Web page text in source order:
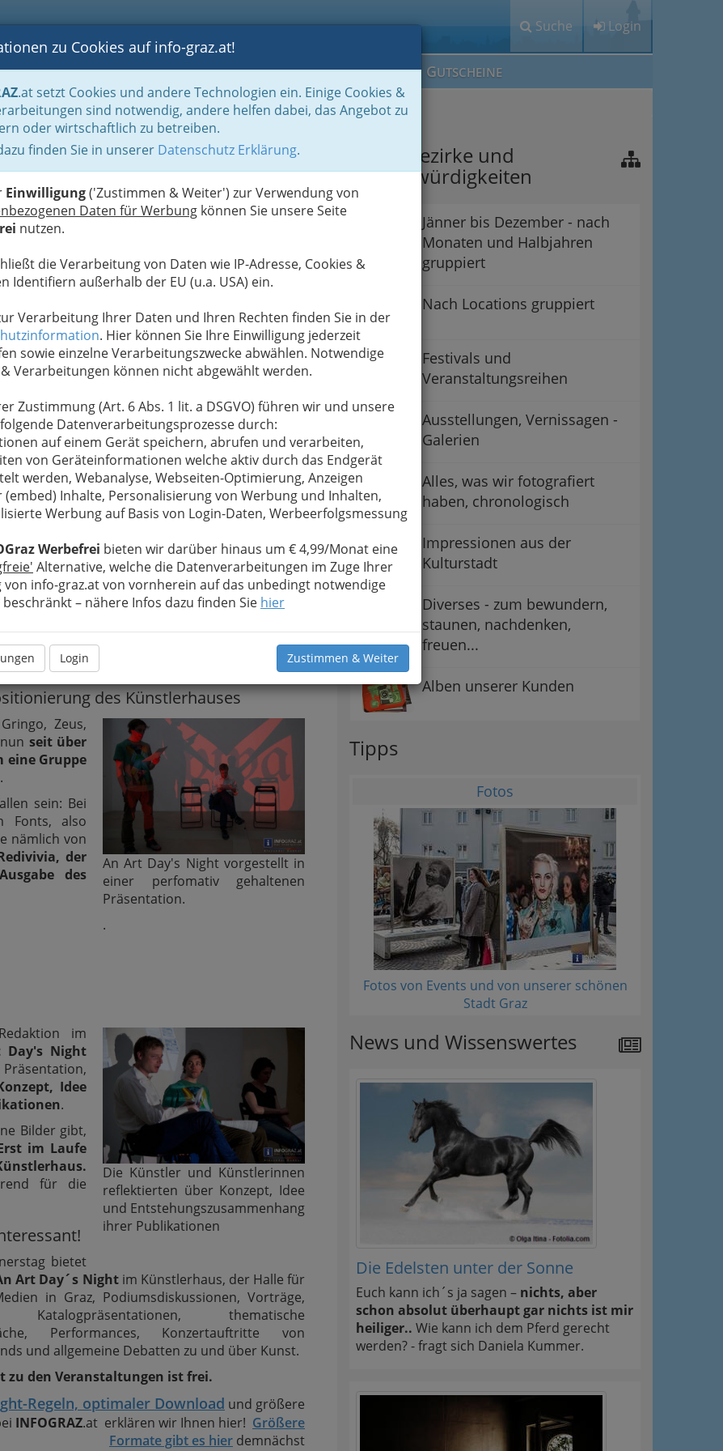
Suche Login
BLOGS FOTOS GASTRONOMIE BRANCHEN MEIN IG GUTSCHEINE
zu Cookies auf info-graz.at!
.at setzt Cookies und andere Technologien ein. Einige Cookies &
sind notwendig, andere helfen dabei, das Angebot zu
oder wirtschaftlich zu betreiben.
finden Sie in unserer Datenschutz Erklärung.
Einwilligung('Zustimmen & Weiter') zur Verwendung von
Daten für Werbung können Sie unsere Seite
nutzen.
die Verarbeitung von Daten wie IP-Adresse, Cookies &
Identifiern außerhalb der EU (u.a. USA) ein.
Verarbeitung Ihrer Daten und Ihren Rechten finden Sie in der
. Hier können Sie Ihre Einwilligung jederzeit
sowie einzelne Verarbeitungszwecke abwählen. Notwendige
Verarbeitungen können nicht abgewählt werden.
Zustimmung (Art. 6 Abs. 1 lit. a DSGVO) führen wir und unsere
Datenverarbeitungsprozesse durch:
auf einem Gerät speichern, abrufen und verarbeiten,
von Geräteinformationen welche aktiv durch das Endgerät
werden, Webanalyse, Webseiten-Optimierung, Anzeigen
(embed) Inhalte, Personalisierung von Werbung und Inhalten,
Werbung auf Basis von Login-Daten, Werbeerfolgsmessung
Werbefrei bieten wir darüber hinaus um € 4,99/Monat eine
Alternative, welche die Datenverarbeitungen im Zuge Ihrer
von info-graz.at von vornherein auf das unbedingt notwendige
– nähere Infos dazu finden Sie hier
Login Zustimmen & Weiter
Selbstpositionierung - 001
Next
Stil und Dekadenz im Zeichen
des Künstlerhauses
An Art Day's Night vorgestellt in
einer perfomativ gehaltenen
Präsentation.
.
Zeus,
seit über
eine Gruppe
.
sein: Bei
Fonts, also
nämlich von
der
des
Die Künstler und Künstlerinnen
reflektierten über Konzept, Idee
und Entstehungszusammenhang
ihrer Publikationen
im
Day's Night
Idee
.
Bilder gibt,
im Laufe
für die
bietet
Art Day´s Nightim Künstlerhaus, der Halle für
in Graz, Podiumsdiskussionen, Vorträge,
Katalogpräsentationen, thematische
Performances, Konzertauftritte von
und allgemeine Debatten zu und über Kunst.
zu den Veranstaltungen ist frei.
Regeln, optimaler Download und größere
INFOGRAZ.at erklären wir Ihnen hier! Größere
Formate gibt es hier demnächst
Graz - Bezirke und
Sehenswürdigkeiten
Jänner bis Dezember - nach
Monaten und Halbjahren
gruppiert
Nach Locations gruppiert
Festivals und
Veranstaltungsreihen
Ausstellungen, Vernissagen -
Galerien
Alles, was wir fotografiert
haben, chronologisch
Impressionen aus der
Kulturstadt
Diverses - zum bewundern,
staunen, nachdenken,
freuen...
Alben unserer Kunden
Tipps
Fotos
Fotos von Events und von unserer schönen
Stadt Graz
News und Wissenswertes
Die Edelsten unter der Sonne
Euch kann ich´s ja sagen – nichts, aber
schon absolut überhaupt gar nichts ist mir
heiliger.. Wie kann ich dem Pferd gerecht
werden? - fragt sich Daniela Kummer.